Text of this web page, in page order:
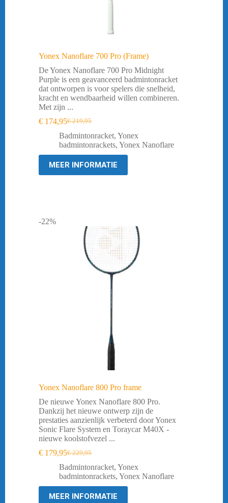
Yonex Nanoflare 700 Pro (Frame)
De Yonex Nanoflare 700 Pro Midnight
Purple is een geavanceerd badmintonracket
dat ontworpen is voor spelers die snelheid,
kracht en wendbaarheid willen combineren.
Met zijn ...
€219,95
Oorspronkelijke
prijs
was:
€ 219,95.
€ 174,95Huidige
prijs
is:
€ 174,95.
Badmintonracket, Yonex
badmintonrackets, Yonex Nanoflare
MEER INFORMATIE
-22%
Yonex Nanoflare 800 Pro frame
De nieuwe Yonex Nanoflare 800 Pro.
Dankzij het nieuwe ontwerp zijn de
prestaties aanzienlijk verbeterd door Yonex
Sonic Flare System en Toraycar M40X -
nieuwe koolstofvezel ...
€229,95
Oorspronkelijke
prijs
was:
€ 229,95.
€ 179,95Huidige
prijs
is:
€ 179,95.
Badmintonracket, Yonex
badmintonrackets, Yonex Nanoflare
MEER INFORMATIE